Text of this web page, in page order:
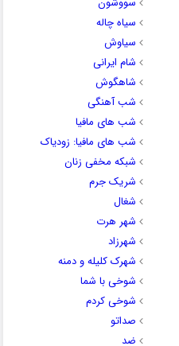
سیاه چاله
سیاوش
شام ایرانی
شاهگوش
شب آهنگی
شب های مافیا
شب های مافیا: زودیاک
شبکه مخفی زنان
شریک جرم
شغال
شهر هرت
شهرزاد
شهرک کلیله و دمنه
شوخی با شما
شوخی کردم
صداتو
ضد